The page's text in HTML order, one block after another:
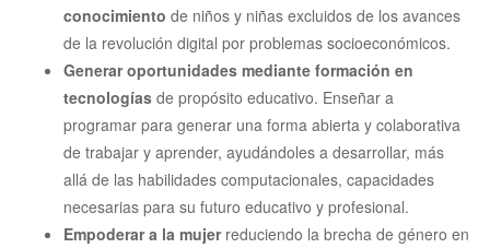
conocimiento de niños y niñas excluidos de los avances
de la revolución digital por problemas socioeconómicos.
Generar oportunidades mediante formación en
tecnologías de propósito educativo. Enseñar a
programar para generar una forma abierta y colaborativa
de trabajar y aprender, ayudándoles a desarrollar, más
allá de las habilidades computacionales, capacidades
necesarias para su futuro educativo y profesional.
Empoderar a la mujerreduciendo la brecha de género en